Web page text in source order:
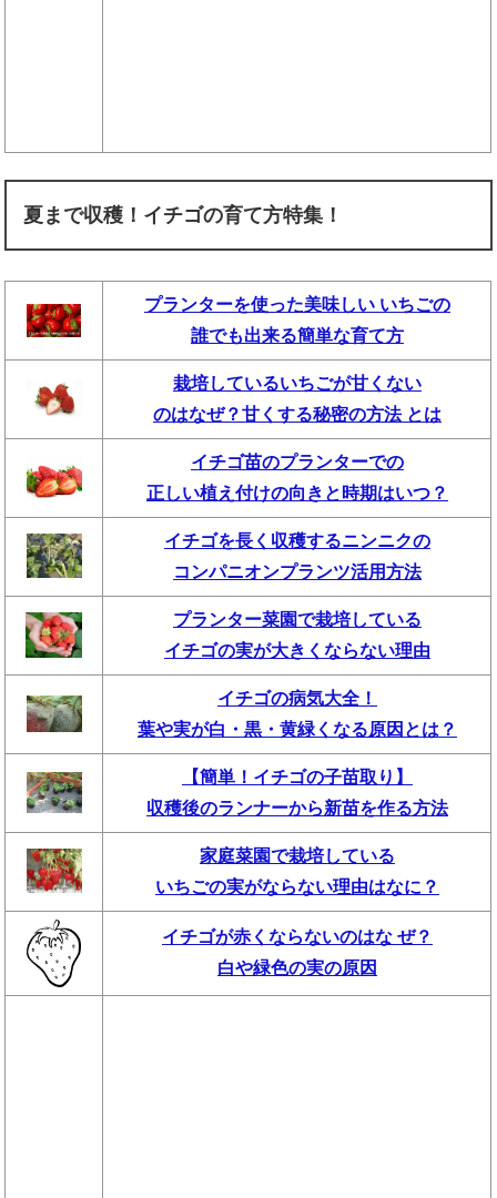
夏まで収穫！イチゴの育て方特集！
プランターを使った美味しい いちごの
誰でも出来る簡単な育て方
栽培しているいちごが甘くない
のはなぜ？甘くする秘密の方法 とは
イチゴ苗のプランターでの
正しい植え付けの向きと時期はいつ？
イチゴを長く収穫するニンニクの
コンパニオンプランツ活用方法
プランター菜園で栽培している
イチゴの実が大きくならない理由
イチゴの病気大全！
葉や実が白・黒・黄緑くなる原因とは？
【簡単！イチゴの子苗取り】
収穫後のランナーから新苗を作る方法
家庭菜園で栽培している
いちごの実がならない理由はなに？
イチゴが赤くならないのはな ぜ？
白や緑色の実の原因